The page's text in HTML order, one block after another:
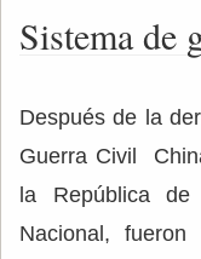
Sistema de
Después de la
Guerra Civil
la República
Nacional, fueron